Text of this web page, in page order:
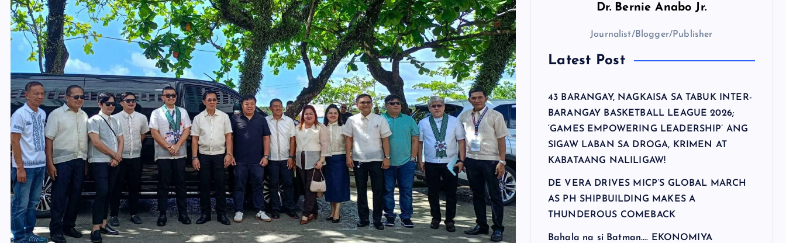
Dr. Bernie Anabo Jr.
Journalist/Blogger/Publisher
Latest Post
43 BARANGAY, NAGKAISA SA TABUK INTER-
BARANGAY BASKETBALL LEAGUE 2026;
‘GAMES EMPOWERING LEADERSHIP’ ANG
SIGAW LABAN SA DROGA, KRIMEN AT
KABATAANG NALILIGAW!
DE VERA DRIVES MICP’S GLOBAL MARCH
AS PH SHIPBUILDING MAKES A
THUNDEROUS COMEBACK
Bahala na si Batman…. EKONOMIYA